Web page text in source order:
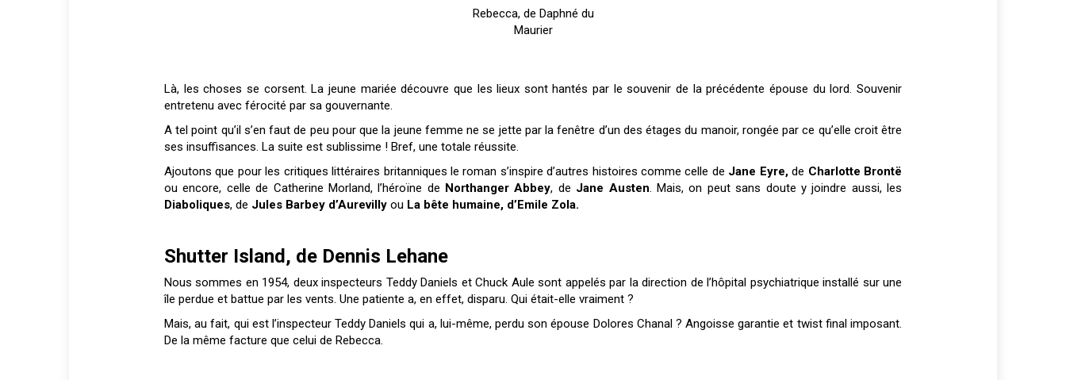
Rebecca, de Daphné du
Maurier
Là, les choses se corsent. La jeune mariée découvre que les lieux sont hantés par le souvenir de la précédente épouse du lord. Souvenir
entretenu avec férocité par sa gouvernante.
A tel point qu’il s’en faut de peu pour que la jeune femme ne se jette par la fenêtre d’un des étages du manoir, rongée par ce qu’elle croit être
ses insuffisances. La suite est sublissime ! Bref, une totale réussite.
Ajoutons que pour les critiques littéraires britanniques le roman s’inspire d’autres histoires comme celle de Jane Eyre,de Charlotte Brontë
ou encore, celle de Catherine Morland, l’héroïne de Northanger Abbey, de Jane Austen. Mais, on peut sans doute y joindre aussi, les
Diaboliques, de Jules Barbey d’Aurevilly ou La bête humaine, d’Emile Zola.
Shutter Island, de Dennis Lehane
Nous sommes en 1954, deux inspecteurs Teddy Daniels et Chuck Aule sont appelés par la direction de l’hôpital psychiatrique installé sur une
île perdue et battue par les vents. Une patiente a, en effet, disparu. Qui était-elle vraiment ?
Mais, au fait, qui est l’inspecteur Teddy Daniels qui a, lui-même, perdu son épouse Dolores Chanal ? Angoisse garantie et twist final imposant.
De la même facture que celui de Rebecca.